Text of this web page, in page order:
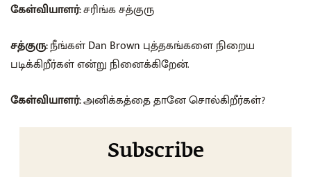
கேள்வியாளர்:சரிங்க சத்குரு
சத்குரு:நீங்கள் Dan Brown புத்தகங்களை நிறைய
படிக்கிறீர்கள் என்று நினைக்கிறேன்.
கேள்வியாளர்:அனிக்கத்தை தானே சொல்கிறீர்கள்?
Subscribe